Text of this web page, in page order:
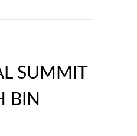
SUMMIT
BIN